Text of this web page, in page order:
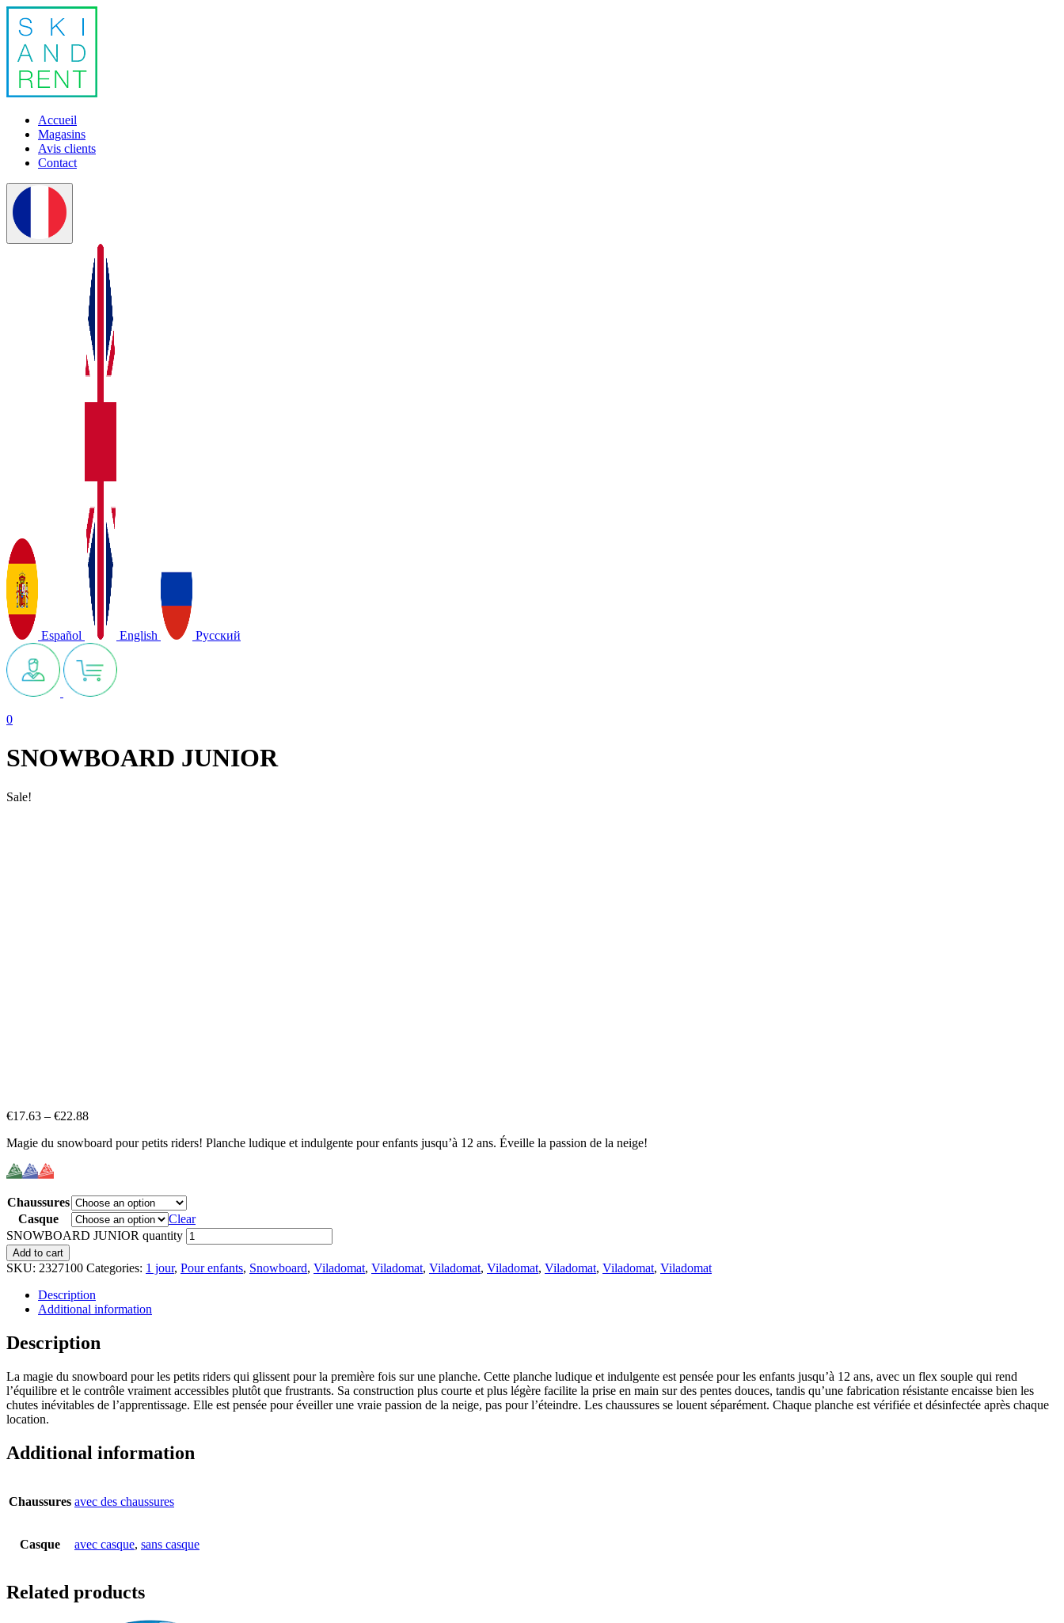
Accueil
Magasins
Avis clients
Contact
Español English Русский
0
SNOWBOARD JUNIOR
Sale!
€17.63 – €22.88
Magie du snowboard pour petits riders! Planche ludique et indulgente pour enfants jusqu’à 12 ans. Éveille la passion de la neige!
Chaussures
Casque
Clear
SNOWBOARD JUNIOR quantity
Add to cart
SKU: 2327100 Categories: 1 jour, Pour enfants, Snowboard, Viladomat, Viladomat, Viladomat, Viladomat, Viladomat, Viladomat, Viladomat
Description
Additional information
Description
La magie du snowboard pour les petits riders qui glissent pour la première fois sur une planche. Cette planche ludique et indulgente est pensée pour les enfants jusqu’à 12 ans, avec un flex souple qui rend
l’équilibre et le contrôle vraiment accessibles plutôt que frustrants. Sa construction plus courte et plus légère facilite la prise en main sur des pentes douces, tandis qu’une fabrication résistante encaisse bien les
chutes inévitables de l’apprentissage. Elle est pensée pour éveiller une vraie passion de la neige, pas pour l’éteindre. Les chaussures se louent séparément. Chaque planche est vérifiée et désinfectée après chaque
location.
Additional information
Chaussures avec des chaussures
Casque avec casque, sans casque
Related products